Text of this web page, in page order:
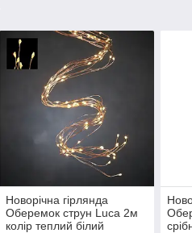
Новорічна гірлянда
Оберемок струн Luca 2м
колір теплий білий